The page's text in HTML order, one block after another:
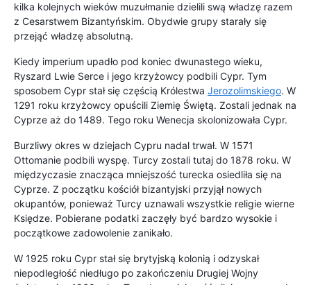
kilka kolejnych wieków muzułmanie dzielili swą władzę razem
z Cesarstwem Bizantyńskim. Obydwie grupy starały się
przejąć władzę absolutną.
Kiedy imperium upadło pod koniec dwunastego wieku,
Ryszard Lwie Serce i jego krzyżowcy podbili Cypr. Tym
sposobem Cypr stał się częścią Królestwa Jerozolimskiego. W
1291 roku krzyżowcy opuścili Ziemię Świętą. Zostali jednak na
Cyprze aż do 1489. Tego roku Wenecja skolonizowała Cypr.
Burzliwy okres w dziejach Cypru nadal trwał. W 1571
Ottomanie podbili wyspę. Turcy zostali tutaj do 1878 roku. W
międzyczasie znacząca mniejszość turecka osiedliła się na
Cyprze. Z początku kościół bizantyjski przyjął nowych
okupantów, ponieważ Turcy uznawali wszystkie religie wierne
Księdze. Pobierane podatki zaczęły być bardzo wysokie i
początkowe zadowolenie zanikało.
W 1925 roku Cypr stał się brytyjską kolonią i odzyskał
niepodległość niedługo po zakończeniu Drugiej Wojny